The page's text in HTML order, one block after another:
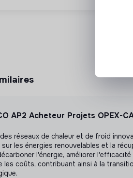
AP2 Acheteur Projets OPEX-
réseaux de chaleur et de froid
les énergies renouvelables et la
l'énergie, améliorer l'efficacité
les coûts, contribuant ainsi à la